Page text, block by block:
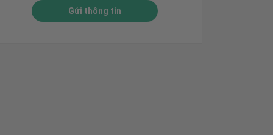
Gửi thông tin